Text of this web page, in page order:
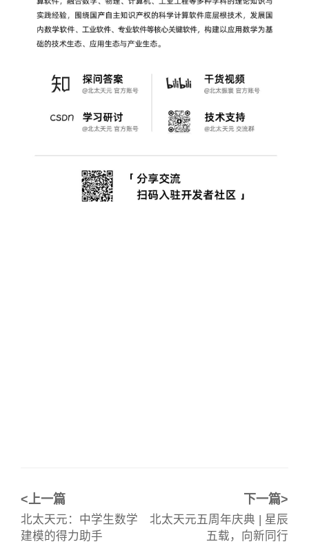
<上一篇
北太天元：中学生数学
建模的得力助手
下一篇>
北太天元五周年庆典 | 星辰
五载，向新同行